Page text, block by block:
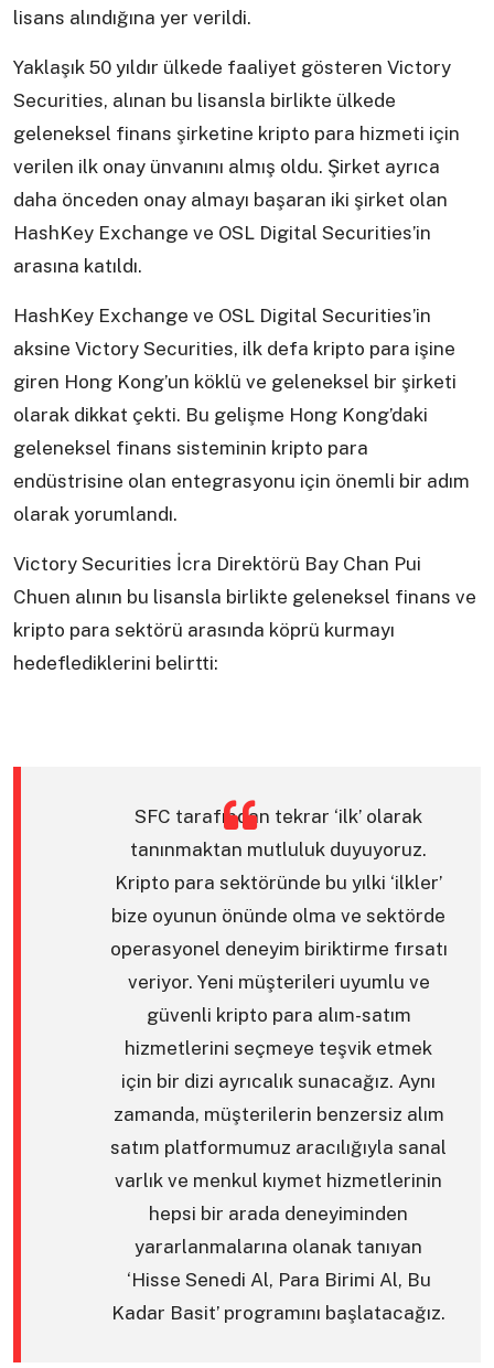
lisans alındığına yer verildi.
Yaklaşık 50 yıldır ülkede faaliyet gösteren Victory
Securities, alınan bu lisansla birlikte ülkede
geleneksel finans şirketine kripto para hizmeti için
verilen ilk onay ünvanını almış oldu. Şirket ayrıca
daha önceden onay almayı başaran iki şirket olan
HashKey Exchange ve OSL Digital Securities’in
arasına katıldı.
HashKey Exchange ve OSL Digital Securities’in
aksine Victory Securities, ilk defa kripto para işine
giren Hong Kong’un köklü ve geleneksel bir şirketi
olarak dikkat çekti. Bu gelişme Hong Kong’daki
geleneksel finans sisteminin kripto para
endüstrisine olan entegrasyonu için önemli bir adım
olarak yorumlandı.
Victory Securities İcra Direktörü Bay Chan Pui
Chuen alının bu lisansla birlikte geleneksel finans ve
kripto para sektörü arasında köprü kurmayı
hedeflediklerini belirtti:
SFC tarafından tekrar ‘ilk’ olarak
tanınmaktan mutluluk duyuyoruz.
Kripto para sektöründe bu yılki ‘ilkler’
bize oyunun önünde olma ve sektörde
operasyonel deneyim biriktirme fırsatı
veriyor. Yeni müşterileri uyumlu ve
güvenli kripto para alım-satım
hizmetlerini seçmeye teşvik etmek
için bir dizi ayrıcalık sunacağız. Aynı
zamanda, müşterilerin benzersiz alım
satım platformumuz aracılığıyla sanal
varlık ve menkul kıymet hizmetlerinin
hepsi bir arada deneyiminden
yararlanmalarına olanak tanıyan
‘Hisse Senedi Al, Para Birimi Al, Bu
Kadar Basit’ programını başlatacağız.